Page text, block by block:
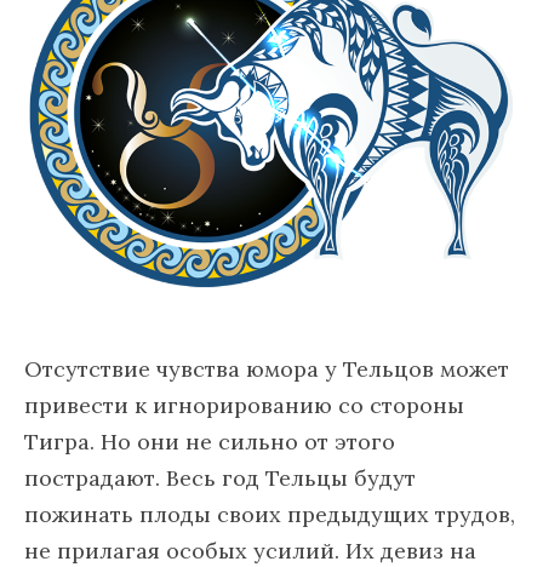
Отсутствие чувства юмора у Тельцов может
привести к игнорированию со стороны
Тигра. Но они не сильно от этого
пострадают. Весь год Тельцы будут
пожинать плоды своих предыдущих трудов,
не прилагая особых усилий. Их девиз на